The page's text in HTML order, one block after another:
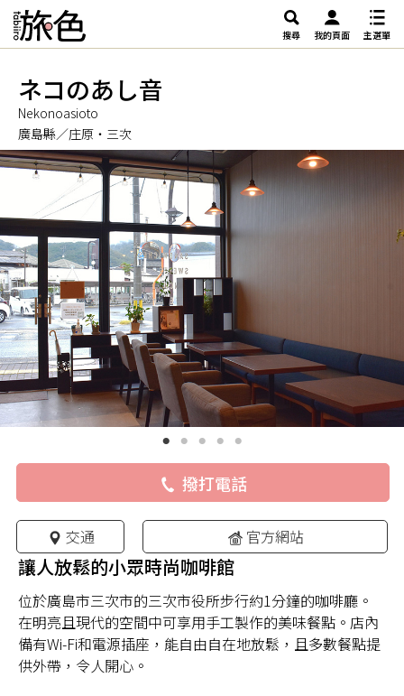
搜尋 我的頁面 主選單
ネコのあし音
Nekonoasioto
廣島縣／庄原・三次
撥打電話
交通 官方網站
讓人放鬆的小眾時尚咖啡館
位於廣島市三次市的三次市役所步行約1分鐘的咖啡廳。
在明亮且現代的空間中可享用手工製作的美味餐點。店內
備有Wi-Fi和電源插座，能自由自在地放鬆，且多數餐點提
供外帶，令人開心。